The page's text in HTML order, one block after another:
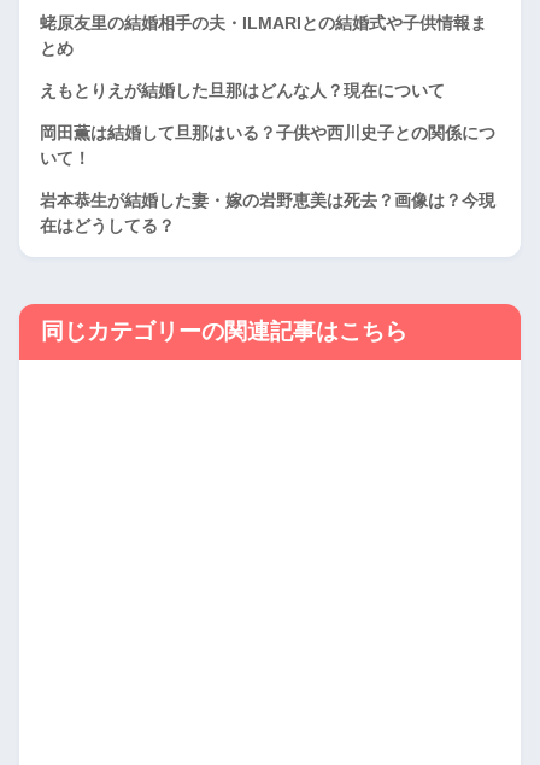
蛯原友里の結婚相手の夫・ILMARIとの結婚式や子供情報ま
とめ
えもとりえが結婚した旦那はどんな人？現在について
岡田薫は結婚して旦那はいる？子供や西川史子との関係につ
いて！
岩本恭生が結婚した妻・嫁の岩野恵美は死去？画像は？今現
在はどうしてる？
同じカテゴリーの関連記事はこちら